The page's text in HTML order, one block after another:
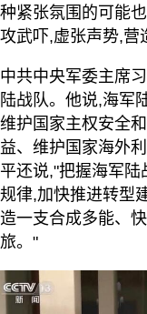
种紧张氛围的可能
攻武吓,虚张声势,营
中共中央军委主席
陆战队。他说,海军
维护国家主权安全
益、维护国家海外
平还说,"把握海军
规律,加快推进转型
造一支合成多能、
旅。"